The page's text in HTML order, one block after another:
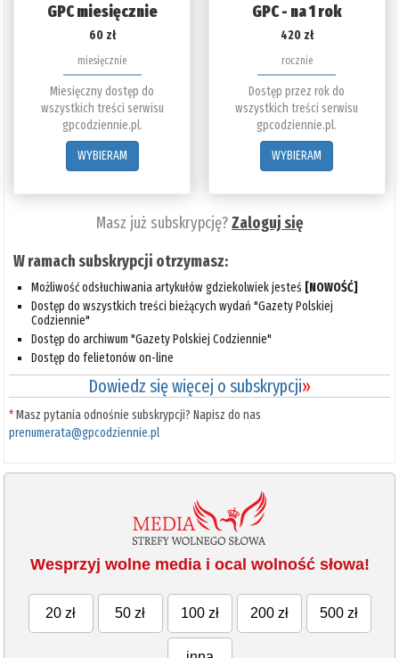
GPC miesięcznie
60 zł
miesięcznie
Miesięczny dostęp do
wszystkich treści serwisu
gpcodziennie.pl.
WYBIERAM
GPC - na 1 rok
420 zł
rocznie
Dostęp przez rok do
wszystkich treści serwisu
gpcodziennie.pl.
WYBIERAM
Masz już subskrypcję?Zaloguj się
W ramach subskrypcji otrzymasz:
Możliwość odsłuchiwania artykułów gdziekolwiek jesteś [NOWOŚĆ]
Dostęp do wszystkich treści bieżących wydań "Gazety Polskiej
Codziennie"
Dostęp do archiwum "Gazety Polskiej Codziennie"
Dostęp do felietonów on-line
Dowiedz się więcej o subskrypcji»
*Masz pytania odnośnie subskrypcji? Napisz do nas
prenumerata@gpcodziennie.pl
Wesprzyj wolne media i ocal wolność słowa!
20 zł 50 zł 100 zł 200 zł 500 zł